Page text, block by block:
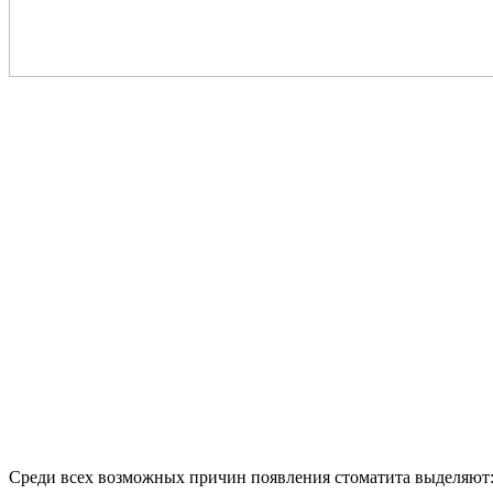
Среди всех возможных причин появления стоматита выделяют: